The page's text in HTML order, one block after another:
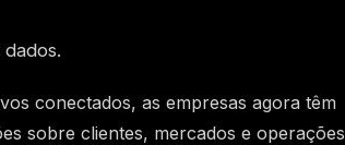
conectados, as empresas agora têm
sobre clientes, mercados e operações